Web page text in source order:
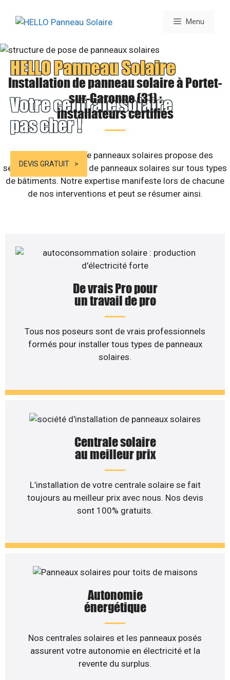
Menu
HELLO Panneau Solaire
Votre centrale solaire
pas cher !
DEVIS GRATUIT
Installation de panneau solaire à Portet-
sur-Garonne (31) :
installateurs certifiés
Notre entreprise de panneaux solaires propose des
services d’installation de panneaux solaires sur tous types
de bâtiments. Notre expertise manifeste lors de chacune
de nos interventions et peut se résumer ainsi.
De vrais Pro pour
un travail de pro
Tous nos poseurs sont de vrais professionnels
formés pour installer tous types de panneaux
solaires.
Centrale solaire
au meilleur prix
L’installation de votre centrale solaire se fait
toujours au meilleur prix avec nous. Nos devis
sont 100% gratuits.
Autonomie
énergétique
Nos centrales solaires et les panneaux posés
assurent votre autonomie en électricité et la
revente du surplus.